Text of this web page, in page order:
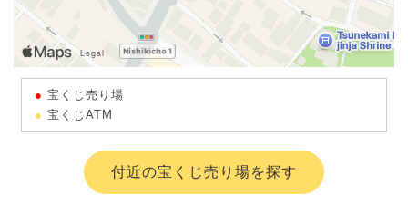
宝くじ売り場
宝くじATM
付近の宝くじ売り場を探す